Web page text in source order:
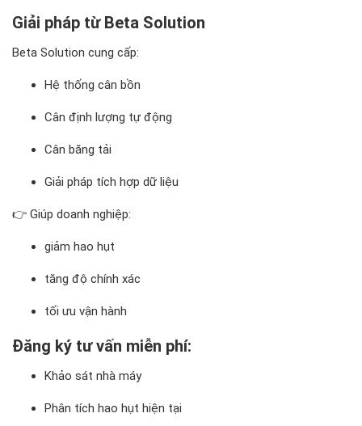
Giải pháp từ Beta Solution
Beta Solution cung cấp:
Hệ thống cân bồn
Cân định lượng tự động
Cân băng tải
Giải pháp tích hợp dữ liệu
👉 Giúp doanh nghiệp:
giảm hao hụt
tăng độ chính xác
tối ưu vận hành
Đăng ký tư vấn miễn phí:
Khảo sát nhà máy
Phân tích hao hụt hiện tại